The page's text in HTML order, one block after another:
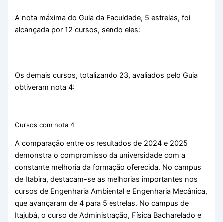
A nota máxima do Guia da Faculdade, 5 estrelas, foi
alcançada por 12 cursos, sendo eles:
Os demais cursos, totalizando 23, avaliados pelo Guia
obtiveram nota 4:
Cursos com nota 4
A comparação entre os resultados de 2024 e 2025
demonstra o compromisso da universidade com a
constante melhoria da formação oferecida. No campus
de Itabira, destacam-se as melhorias importantes nos
cursos de Engenharia Ambiental e Engenharia Mecânica,
que avançaram de 4 para 5 estrelas. No campus de
Itajubá, o curso de Administração, Física Bacharelado e